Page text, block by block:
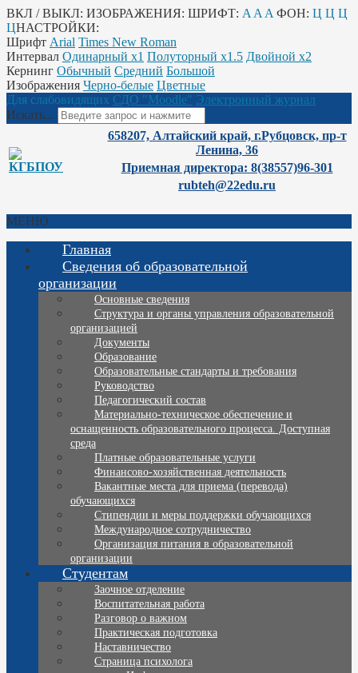
ВКЛ / ВЫКЛ: ИЗОБРАЖЕНИЯ: ШРИФТ: A A A ФОН: Ц Ц Ц
ЦНАСТРОЙКИ:
Шрифт Arial Times New Roman
Интервал Одинарный х1 Полуторный х1.5 Двойной х2
Кернинг Обычный Средний Большой
Изображения Черно-белые Цветные
Для слабовидящих СДО "Moodle" Электронный журнал
Искать...
658207, Алтайский край, г.Рубцовск, пр-т
Ленина, 36
Приемная директора: 8(38557)96-301
rubteh@22edu.ru
МЕНЮ
Главная
Сведения об образовательной
организации
Основные сведения
Структура и органы управления образовательной
организацией
Документы
Образование
Образовательные стандарты и требования
Руководство
Педагогический состав
Материально-техническое обеспечение и
оснащенность образовательного процесса. Доступная
среда
Платные образовательные услуги
Финансово-хозяйственная деятельность
Вакантные места для приема (перевода)
обучающихся
Стипендии и меры поддержки обучающихся
Международное сотрудничество
Организация питания в образовательной
организации
Студентам
Заочное отделение
Воспитательная работа
Разговор о важном
Практическая подготовка
Наставничество
Страница психолога